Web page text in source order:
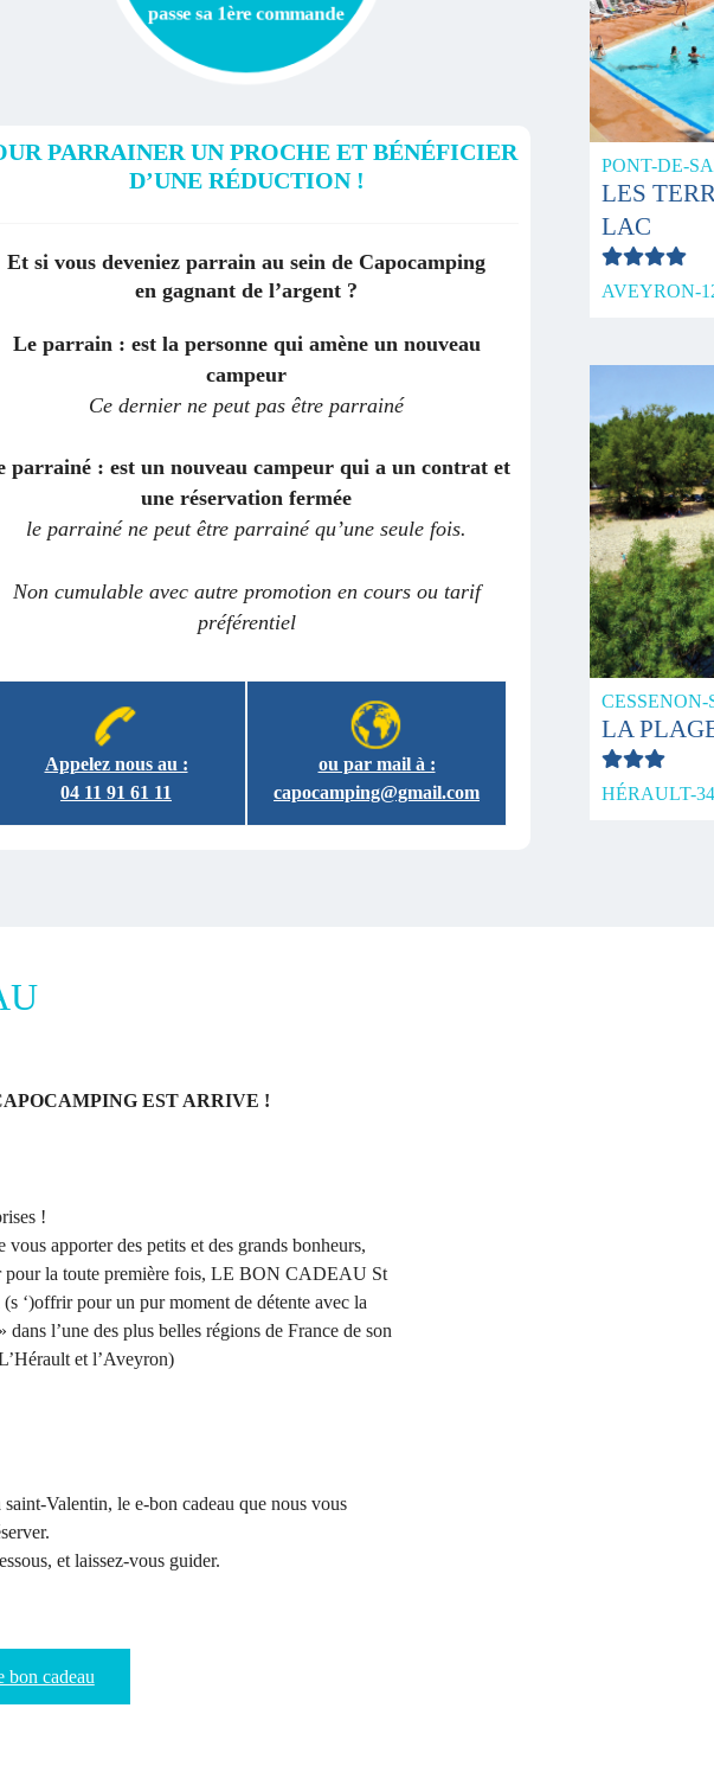
passe sa 1ère commande
PARRAINER UN PROCHE ET BÉNÉFICIER
D’UNE RÉDUCTION !
Et si vous deveniez parrain au sein de Capocamping
en gagnant de l’argent ?
Le parrain : est la personne qui amène un nouveau
campeur
Ce dernier ne peut pas être parrainé
parrainé : est un nouveau campeur qui a un contrat et
une réservation fermée
le parrainé ne peut être parrainé qu’une seule fois.
Non cumulable avec autre promotion en cours ou tarif
préférentiel
Appelez nous au :
04 11 91 61 11
ou par mail à :
capocamping@gmail.com
PONT-DE-
LES
LAC
AVEYRON-
CESSENON-
LA
HÉRAULT-34
EST ARRIVE !
!
vous apporter des petits et des grands bonheurs,
pour la toute première fois, LE BON CADEAU St
‘)offrir pour un pur moment de détente avec la
l’une des plus belles régions de France de son
et l’Aveyron)
Valentin, le e-bon cadeau que nous vous
et laissez-vous guider.
bon cadeau